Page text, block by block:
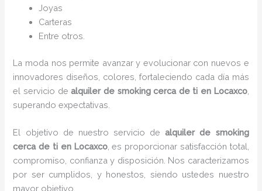
Joyas
Carteras
Entre otros.
La moda nos permite avanzar y evolucionar con nuevos e
innovadores diseños, colores, fortaleciendo cada día más
el servicio dealquiler de smoking cerca de ti en Locaxco,
superando expectativas.
El objetivo de nuestro servicio dealquiler de smoking
cerca de ti en Locaxco, es proporcionar satisfacción total,
compromiso, confianza y disposición. Nos caracterizamos
por ser cumplidos, y honestos, siendo ustedes nuestro
mayor objetivo.